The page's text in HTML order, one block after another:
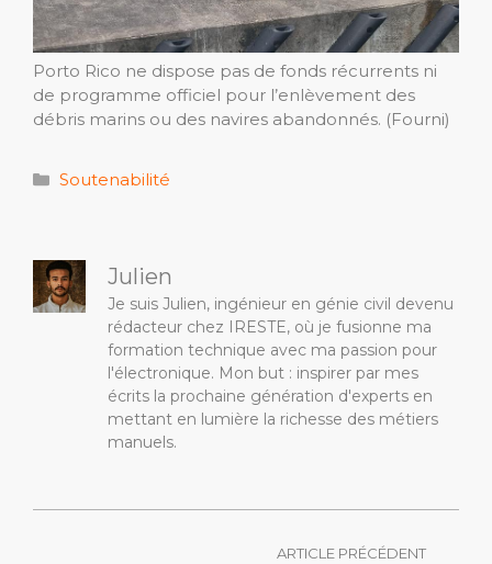
Porto Rico ne dispose pas de fonds récurrents ni
de programme officiel pour l’enlèvement des
débris marins ou des navires abandonnés. (Fourni)
Catégories
Soutenabilité
Julien
Je suis Julien, ingénieur en génie civil devenu
rédacteur chez IRESTE, où je fusionne ma
formation technique avec ma passion pour
l'électronique. Mon but : inspirer par mes
écrits la prochaine génération d'experts en
mettant en lumière la richesse des métiers
manuels.
ARTICLE PRÉCÉDENT